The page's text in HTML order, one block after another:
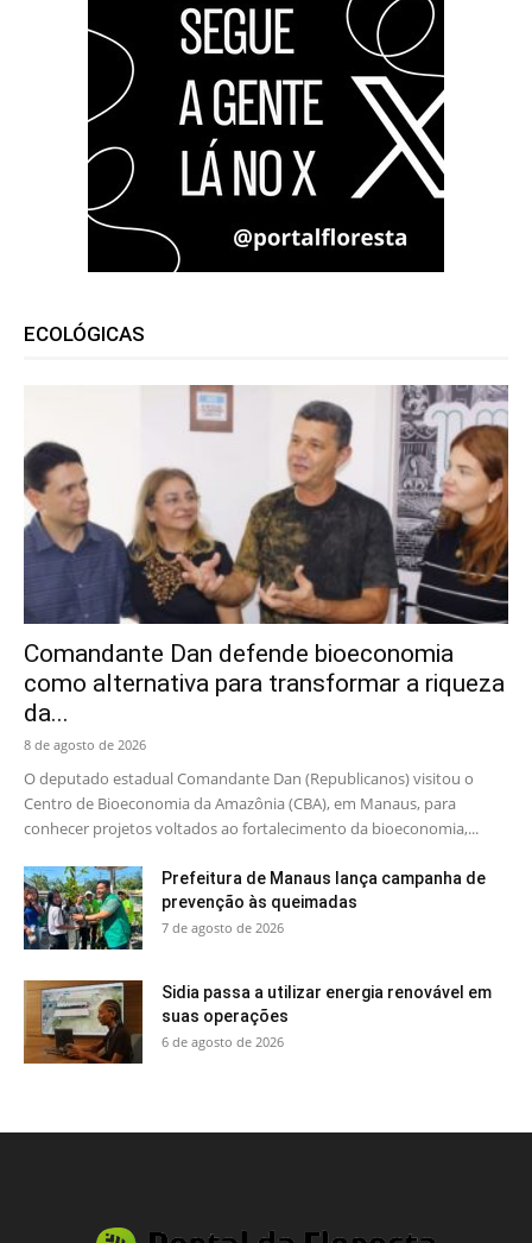
ECOLÓGICAS
Comandante Dan defende bioeconomia
como alternativa para transformar a riqueza
da...
8 de agosto de 2026
O deputado estadual Comandante Dan (Republicanos) visitou o
Centro de Bioeconomia da Amazônia (CBA), em Manaus, para
conhecer projetos voltados ao fortalecimento da bioeconomia,...
Prefeitura de Manaus lança campanha de
prevenção às queimadas
7 de agosto de 2026
Sidia passa a utilizar energia renovável em
suas operações
6 de agosto de 2026